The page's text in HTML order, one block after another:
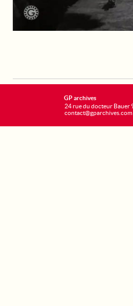
GP archives
24 rue du docteur Bauer
contact@gparchives.com